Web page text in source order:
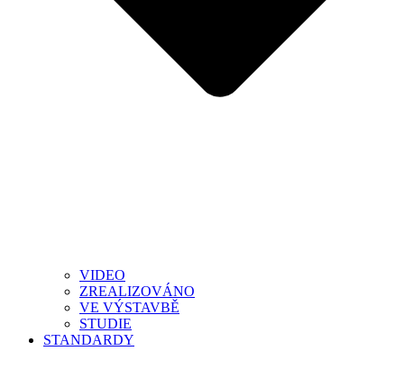
VIDEO
ZREALIZOVÁNO
VE VÝSTAVBĚ
STUDIE
STANDARDY